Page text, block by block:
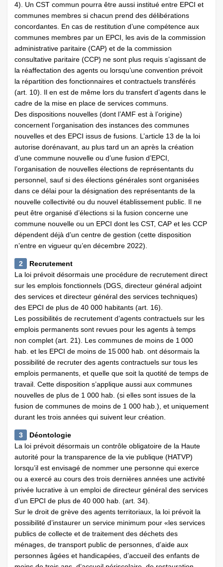
4). Un CST commun pourra être aussi institué entre EPCI et
communes membres si chacun prend des délibérations
concordantes. En cas de restitution d’une compétence aux
communes membres par un EPCI, les avis de la commission
administrative paritaire (CAP) et de la commission
consultative paritaire (CCP) ne sont plus requis s’agissant de
la réaffectation des agents ou lorsqu’une convention prévoit
la répartition des fonctionnaires et contractuels transférés
(art. 10). Il en est de même lors du transfert d’agents dans le
cadre de la mise en place de services communs.
Des dispositions nouvelles (dont l’AMF est à l’origine)
concernent l’organisation des instances des communes
nouvelles et des EPCI issus de fusions. L’article 13 de la loi
autorise dorénavant, au plus tard un an après la création
d’une commune nouvelle ou d’une fusion d’EPCI,
l’organisation de nouvelles élections de représentants du
personnel, sauf si des élections générales sont organisées
dans ce délai pour la désignation des représentants de la
nouvelle collectivité ou du nouvel établissement public. Il ne
peut être organisé d’élections si la fusion concerne une
commune nouvelle ou un EPCI dont les CST, CAP et les CCP
dépendent déjà d’un centre de gestion (cette disposition
n’entre en vigueur qu’en décembre 2022).
2
Recrutement
La loi prévoit désormais une procédure de recrutement direct
sur les emplois fonctionnels (DGS, directeur général adjoint
des services et directeur général des services techniques)
des EPCI de plus de 40 000 habitants (art. 16).
Les possibilités de recrutement d’agents contractuels sur les
emplois permanents sont revues pour les agents à temps
non complet (art. 21). Les communes de moins de 1 000
hab. et les EPCI de moins de 15 000 hab. ont désormais la
possibilité de recruter des agents contractuels sur tous les
emplois permanents, et quelle que soit la quotité de temps de
travail. Cette disposition s’applique aussi aux communes
nouvelles de plus de 1 000 hab. (si elles sont issues de la
fusion de communes de moins de 1 000 hab.), et uniquement
durant les trois années qui suivent leur création.
3
Déontologie
La loi prévoit désormais un contrôle obligatoire de la Haute
autorité pour la transparence de la vie publique (HATVP)
lorsqu’il est envisagé de nommer une personne qui exerce
ou a exercé au cours des trois dernières années une activité
privée lucrative à un emploi de directeur général des services
d’un EPCI de plus de 40 000 hab. (art. 34).
Sur le droit de grève des agents territoriaux, la loi prévoit la
possibilité d’instaurer un service minimum pour «les services
publics de collecte et de traitement des déchets des
ménages, de transport public de personnes, d’aide aux
personnes âgées et handicapées, d’accueil des enfants de